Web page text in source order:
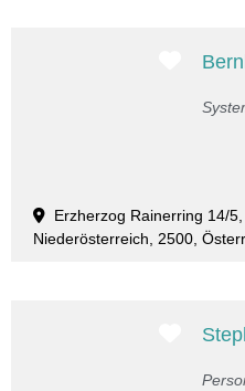
Erzherzog Rainerring 14/
Niederösterreich, 2500,